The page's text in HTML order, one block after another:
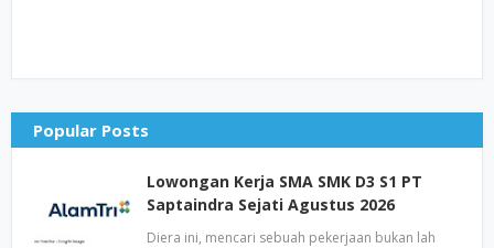
Popular Posts
Lowongan Kerja SMA SMK D3 S1 PT
Saptaindra Sejati Agustus 2026
Diera ini, mencari sebuah pekerjaan bukan lah